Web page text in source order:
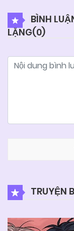
Chapter 61
Chapter 60 04/06/
BÌNH
LẶNG(0)
TRUYỆN